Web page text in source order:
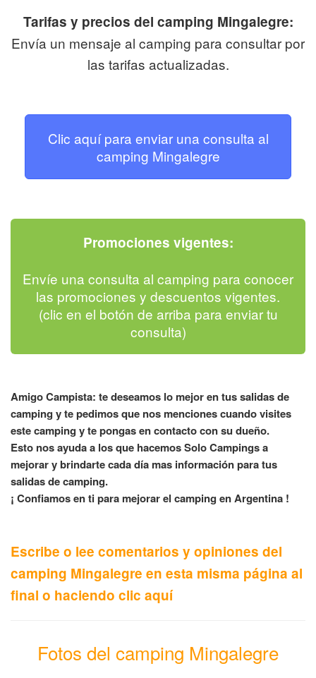
Tarifas y precios del camping Mingalegre:
Envía un mensaje al camping para consultar por
las tarifas actualizadas.
Clic aquí para enviar una consulta al
camping Mingalegre
Promociones vigentes:
Envíe una consulta al camping para conocer
las promociones y descuentos vigentes.
(clic en el botón de arriba para enviar tu
consulta)
Amigo Campista: te deseamos lo mejor en tus salidas de
camping y te pedimos que nos menciones cuando visites
este camping y te pongas en contacto con su dueño.
Esto nos ayuda a los que hacemos Solo Campings a
mejorar y brindarte cada día mas información para tus
salidas de camping.
¡ Confiamos en ti para mejorar el camping en Argentina !
Escribe o lee comentarios y opiniones del
camping Mingalegre en esta misma página al
final o haciendo clic aquí
Fotos del camping Mingalegre